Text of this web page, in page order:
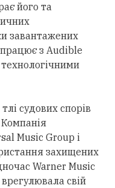
його та
завантажених
з Audible
судових спорів
Music Group і
захищених
Warner Music
свій